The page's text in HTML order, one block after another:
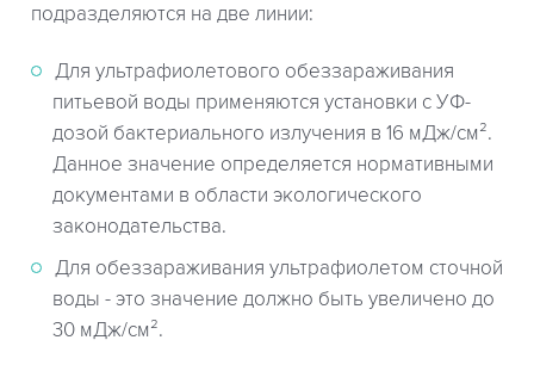
подразделяются на две линии:
Для ультрафиолетового обеззараживания
питьевой воды применяются установки с УФ-
дозой бактериального излучения в 16 мДж/см².
Данное значение определяется нормативными
документами в области экологического
законодательства.
Для обеззараживания ультрафиолетом сточной
воды - это значение должно быть увеличено до
30 мДж/см².